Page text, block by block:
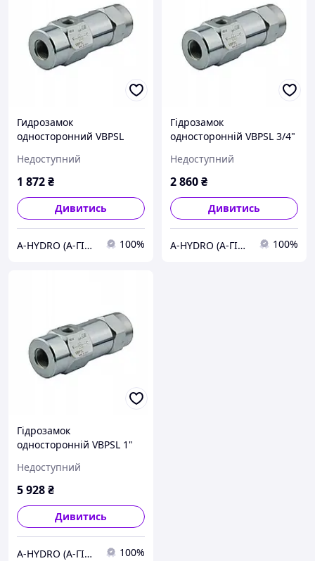
Гидрозамок
односторонний VBPSL
Недоступний
1 872₴
Дивитись
A-HYDRO (А-ГІДРО) - маслостанції та компоненти гідравліки 100%
Гідрозамок
односторонній VBPSL 3/4"
Недоступний
2 860₴
Дивитись
A-HYDRO (А-ГІДРО) - маслостанції та компоненти гідравліки 100%
Гідрозамок
односторонній VBPSL 1"
Недоступний
5 928₴
Дивитись
A-HYDRO (А-ГІДРО) - маслостанції та компоненти гідравліки 100%